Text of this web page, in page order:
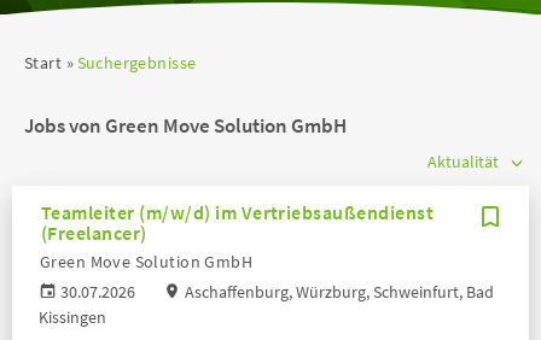
Start Suchergebnisse
Jobs von Green Move Solution GmbH
Teamleiter (m/w/d) im Vertriebsaußendienst
(Freelancer)
30.07.2026
Green Move Solution GmbH
Aschaffenburg, Würzburg, Schweinfurt, Bad
Kissingen